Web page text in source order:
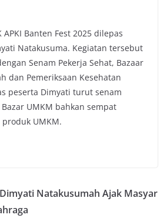
APKI Banten Fest 2025 dilepas
Natakusuma. Kegiatan tersebut
Senam Pekerja Sehat, Bazaar
dan Pemeriksaan Kesehatan
peserta Dimyati turut senam
UMKM bahkan sempat
UMKM.
Natakusumah Ajak Masyar